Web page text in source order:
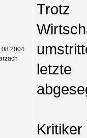
08.2004
Trotz
letzte